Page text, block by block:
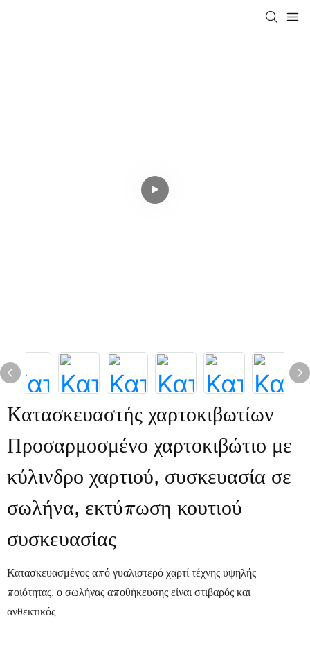
Κατασκευαστής χαρτοκιβωτίων
Προσαρμοσμένο χαρτοκιβώτιο με
κύλινδρο χαρτιού, συσκευασία σε
σωλήνα, εκτύπωση κουτιού
συσκευασίας
Κατασκευασμένος από γυαλιστερό χαρτί τέχνης υψηλής
ποιότητας, ο σωλήνας αποθήκευσης είναι στιβαρός και
ανθεκτικός.